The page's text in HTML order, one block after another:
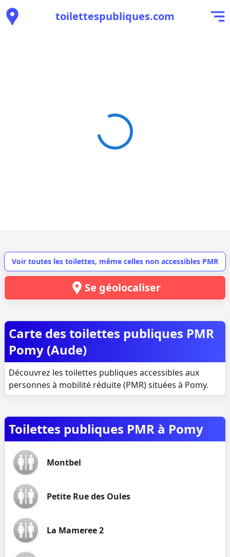
toilettespubliques.com
Voir toutes les toilettes, même celles non accessibles PMR
Se géolocaliser
Carte des toilettes publiques PMR
Pomy (Aude)
Découvrez les toilettes publiques accessibles aux
personnes à mobilité réduite (PMR) situées à Pomy.
Toilettes publiques PMR à Pomy
Montbel
Petite Rue des Oules
La Mameree 2